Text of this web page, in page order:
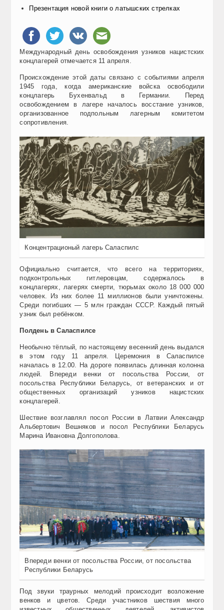
Презентация новой книги о латышских стрелках
Международный день освобождения узников нацистских
концлагерей отмечается 11 апреля.
Происхождение этой даты связано с событиями апреля
1945 года, когда американские войска освободили
концлагерь Бухенвальд в Германии. Перед
освобождением в лагере началось восстание узников,
организованное подпольным лагерным комитетом
сопротивления.
Концентрационый лагерь Саласпилс
Официально считается, что всего на территориях,
подконтрольных гитлеровцам, содержалось в
концлагерях, лагерях смерти, тюрьмах около 18 000 000
человек. Из них более 11 миллионов были уничтожены.
Среди погибших — 5 млн граждан СССР. Каждый пятый
узник был ребёнком.
Полдень в Саласпилсе
Необычно тёплый, по настоящему весенний день выдался
в этом году 11 апреля. Церемония в Саласпилсе
началась в 12.00. На дороге появилась длинная колонна
людей. Впереди венки от посольства России, от
посольства Республики Беларусь, от ветеранских и от
общественных организаций узников нацистских
концлагерей.
Шествие возглавлял посол России в Латвии Александр
Альбертович Вешняков и посол Республики Беларусь
Марина Ивановна Долгополова.
Впереди венки от посольства России, от посольства
Республики Беларусь
Под звуки траурных мелодий происходит возложение
венков и цветов. Среди участников шествия много